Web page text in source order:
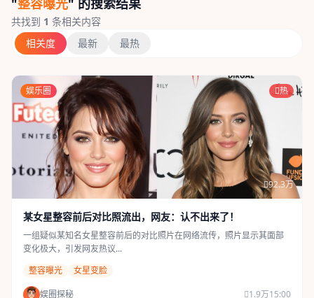
"整容曝光" 的搜索结果
共找到 1 条相关内容
相关度
最新 最热
娱乐圈 热
92.3万
某女星整容前后对比照流出，网友：认不出来了！
一组疑似某知名女星整容前后的对比照片在网络流传，照片显示其面部
变化极大，引发网友热议...
整容曝光
女星变脸
娱圈探秘
1.9万15:00